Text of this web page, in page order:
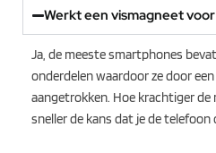
Werkt een vismagneet
Ja, de meeste smartphones
onderdelen waardoor ze door
aangetrokken. Hoe krachtiger
sneller de kans dat je de telefoon